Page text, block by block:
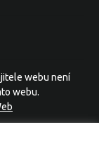
webu není
webu.